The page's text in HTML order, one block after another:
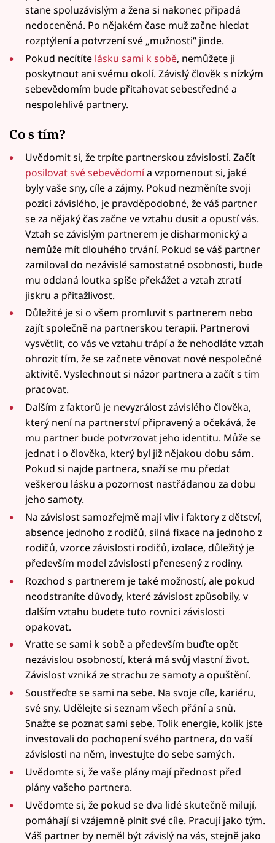
stane spoluzávislým a žena si nakonec připadá
nedoceněná. Po nějakém čase muž začne hledat
rozptýlení a potvrzení své „mužnosti“ jinde.
Pokud necítíte lásku sami k sobě, nemůžete ji
poskytnout ani svému okolí. Závislý člověk s nízkým
sebevědomím bude přitahovat sebestředné a
nespolehlivé partnery.
Co s tím?
Uvědomit si, že trpíte partnerskou závislostí. Začít
posilovat své sebevědomía vzpomenout si, jaké
byly vaše sny, cíle a zájmy. Pokud nezměníte svoji
pozici závislého, je pravděpodobné, že váš partner
se za nějaký čas začne ve vztahu dusit a opustí vás.
Vztah se závislým partnerem je disharmonický a
nemůže mít dlouhého trvání. Pokud se váš partner
zamiloval do nezávislé samostatné osobnosti, bude
mu oddaná loutka spíše překážet a vztah ztratí
jiskru a přitažlivost.
Důležité je si o všem promluvit s partnerem nebo
zajít společně na partnerskou terapii. Partnerovi
vysvětlit, co vás ve vztahu trápí a že nehodláte vztah
ohrozit tím, že se začnete věnovat nové nespolečné
aktivitě. Vyslechnout si názor partnera a začít s tím
pracovat.
Dalším z faktorů je nevyzrálost závislého člověka,
který není na partnerství připravený a očekává, že
mu partner bude potvrzovat jeho identitu. Může se
jednat i o člověka, který byl již nějakou dobu sám.
Pokud si najde partnera, snaží se mu předat
veškerou lásku a pozornost nastřádanou za dobu
jeho samoty.
Na závislost samozřejmě mají vliv i faktory z dětství,
absence jednoho z rodičů, silná fixace na jednoho z
rodičů, vzorce závislosti rodičů, izolace, důležitý je
především model závislosti přenesený z rodiny.
Rozchod s partnerem je také možností, ale pokud
neodstraníte důvody, které závislost způsobily, v
dalším vztahu budete tuto rovnici závislosti
opakovat.
Vraťte se sami k sobě a především buďte opět
nezávislou osobností, která má svůj vlastní život.
Závislost vzniká ze strachu ze samoty a opuštění.
Soustřeďte se sami na sebe. Na svoje cíle, kariéru,
své sny. Udělejte si seznam všech přání a snů.
Snažte se poznat sami sebe. Tolik energie, kolik jste
investovali do pochopení svého partnera, do vaší
závislosti na něm, investujte do sebe samých.
Uvědomte si, že vaše plány mají přednost před
plány vašeho partnera.
Uvědomte si, že pokud se dva lidé skutečně milují,
pomáhají si vzájemně plnit své cíle. Pracují jako tým.
Váš partner by neměl být závislý na vás, stejně jako